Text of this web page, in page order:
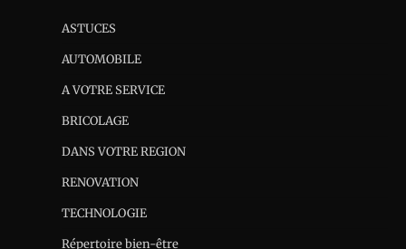
ASTUCES
AUTOMOBILE
A VOTRE SERVICE
BRICOLAGE
DANS VOTRE REGION
RENOVATION
TECHNOLOGIE
Répertoire bien-être